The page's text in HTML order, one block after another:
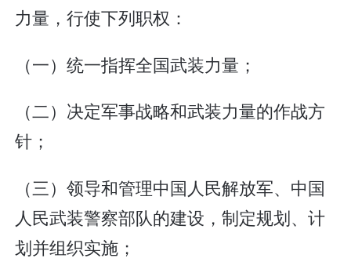
力量，行使下列职权：
（一）统一指挥全国武装力量；
（二）决定军事战略和武装力量的作战方
针；
（三）领导和管理中国人民解放军、中国
人民武装警察部队的建设，制定规划、计
划并组织实施；